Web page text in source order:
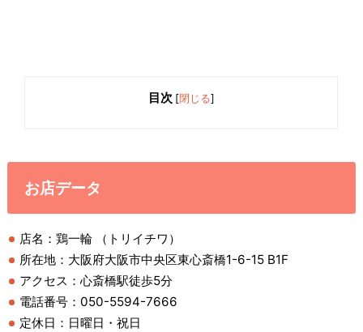
目次 [閉じる]
お店データ
店名：鶏一輪 （トリイチワ）
所在地：大阪府大阪市中央区東心斎橋1-6-15 B1F
アクセス：心斎橋駅徒歩5分
電話番号：050-5594-7666
定休日：日曜日・祝日